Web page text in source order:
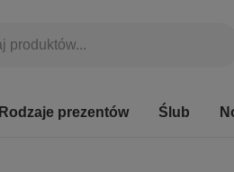
Rodzaje prezentów Ślub